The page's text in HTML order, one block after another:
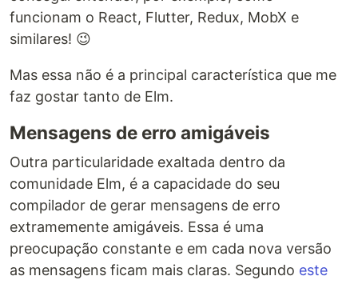
funcionam o React, Flutter, Redux, MobX e
similares! 😉
Mas essa não é a principal característica que me
faz gostar tanto de Elm.
Mensagens de erro amigáveis
Outra particularidade exaltada dentro da
comunidade Elm, é a capacidade do seu
compilador de gerar mensagens de erro
extramemente amigáveis. Essa é uma
preocupação constante e em cada nova versão
as mensagens ficam mais claras. Segundo este